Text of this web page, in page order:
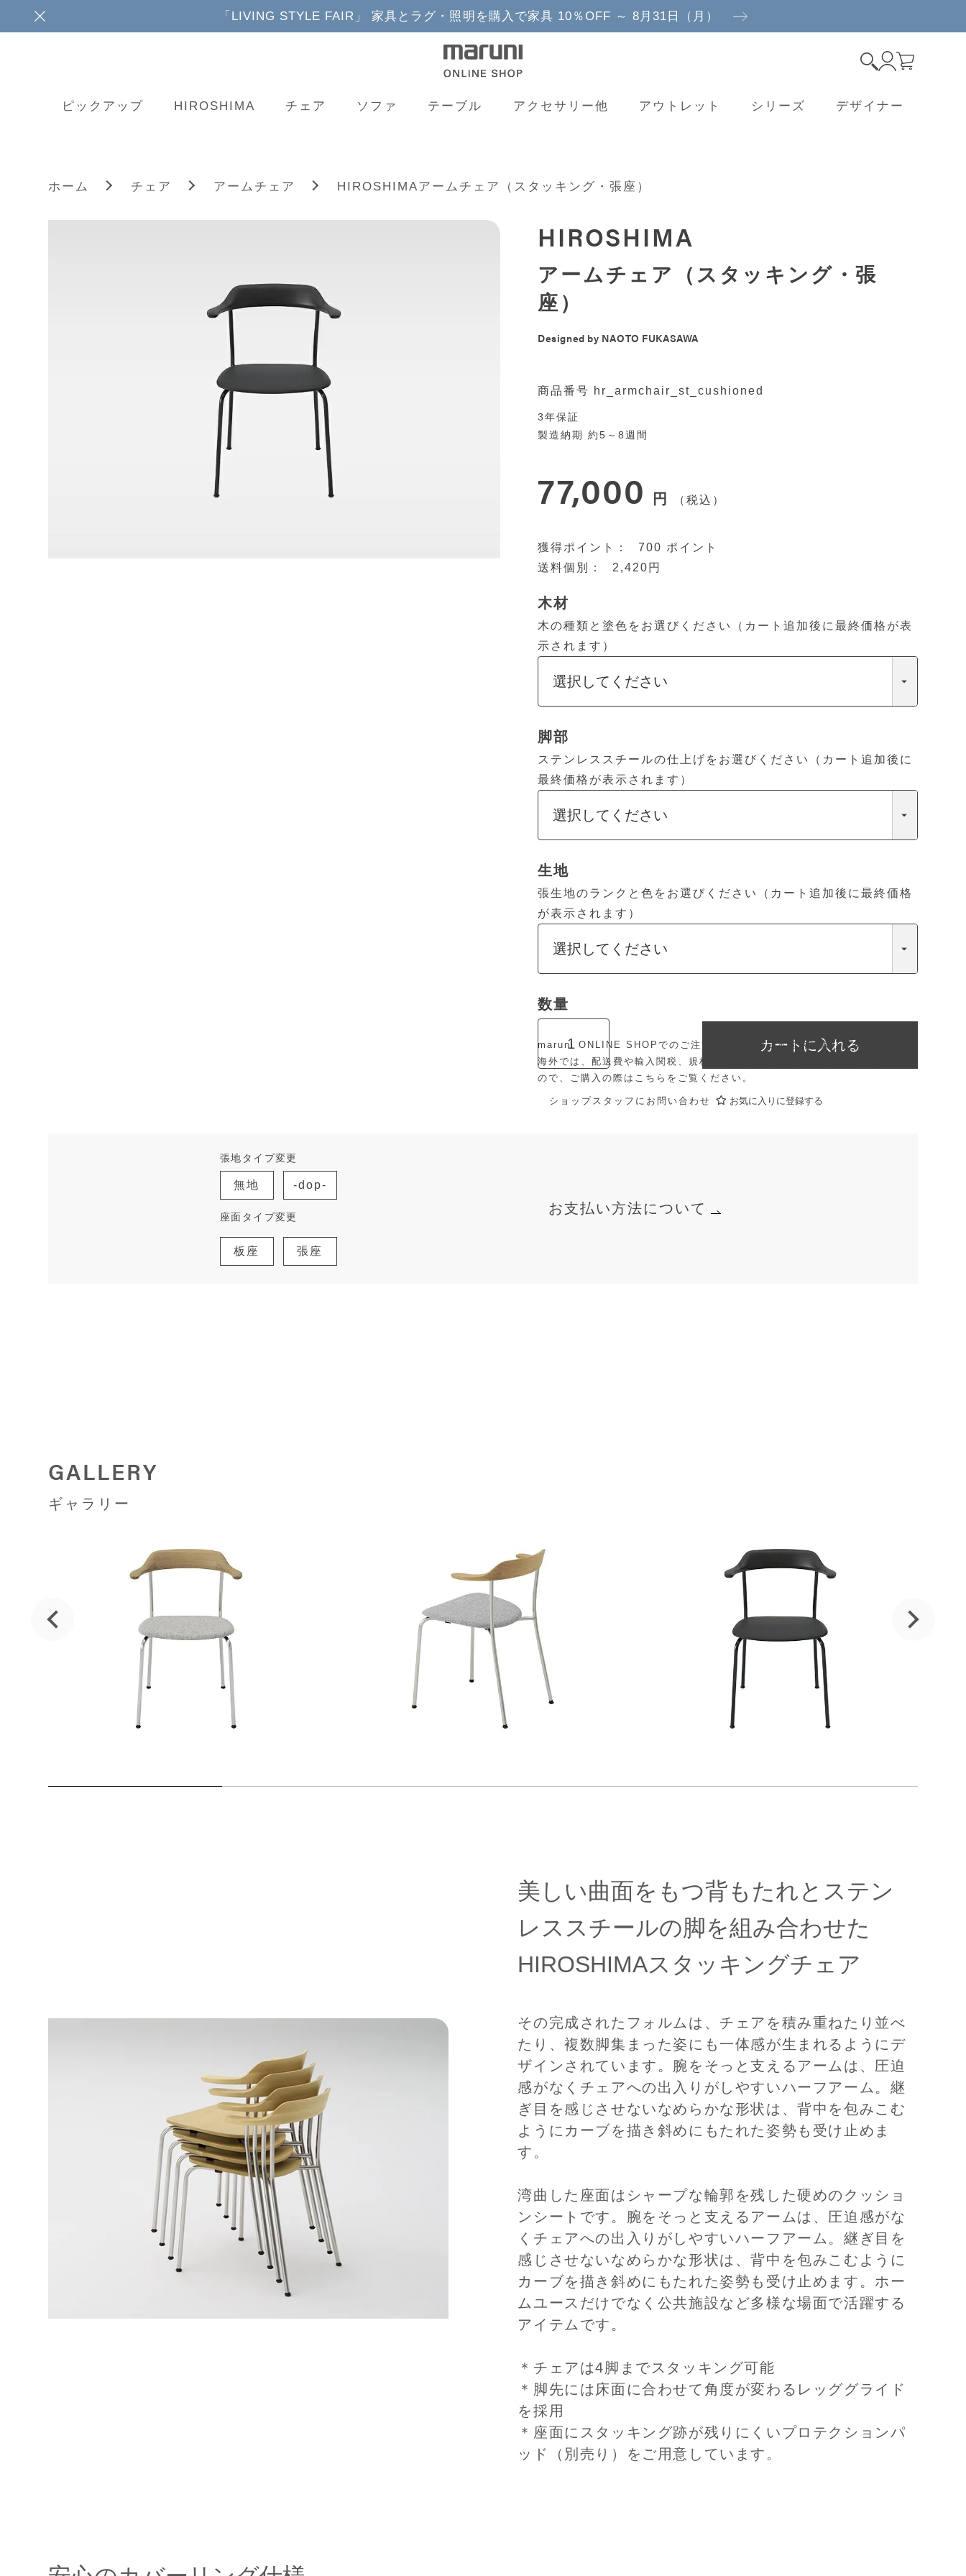
「LIVING STYLE FAIR」 家具とラグ・照明を購入で家具 10％OFF ～ 8月31日（月）
ピックアップ HIROSHIMA チェア ソファ テーブル アクセサリー他 アウトレット シリーズ デザイナー
ホーム チェア アームチェア HIROSHIMAアームチェア（スタッキング・張座）
HIROSHIMA
アームチェア（スタッキング・張
座）
Designed by NAOTO FUKASAWA
商品番号 hr_armchair_st_cushioned
3年保証
製造納期 約5～8週間
77,000 税込
700
2,420
木材
木の種類と塗色をお選びください（カート追加後に最終価格が表
示されます）
脚部
ステンレススチールの仕上げをお選びください（カート追加後に
最終価格が表示されます）
生地
張生地のランクと色をお選びください（カート追加後に最終価格
が表示されます）
お気に入りに登録する
カートに入れる
maruni ONLINE SHOPでのご注文・お届けは日本国内に限ります。
海外では、配送費や輸入関税、規格や仕様の違いなどにより価格が異なります
ので、ご購入の際は こちら をご覧ください。
ショップスタッフにお問い合わせ
張地タイプ変更
無地 -dop-
座面タイプ変更
板座 張座
お支払い方法について
GALLERY
ギャラリー
美しい曲面をもつ背もたれとステン
レススチールの脚を組み合わせた
HIROSHIMAスタッキングチェア
その完成されたフォルムは、チェアを積み重ねたり並べ
たり、複数脚集まった姿にも一体感が生まれるようにデ
ザインされています。腕をそっと支えるアームは、圧迫
感がなくチェアへの出入りがしやすいハーフアーム。継
ぎ目を感じさせないなめらかな形状は、背中を包みこむ
ようにカーブを描き斜めにもたれた姿勢も受け止めま
す。
湾曲した座面はシャープな輪郭を残した硬めのクッショ
ンシートです。腕をそっと支えるアームは、圧迫感がな
くチェアへの出入りがしやすいハーフアーム。継ぎ目を
感じさせないなめらかな形状は、背中を包みこむように
カーブを描き斜めにもたれた姿勢も受け止めます。ホー
ムユースだけでなく公共施設など多様な場面で活躍する
アイテムです。
＊チェアは4脚までスタッキング可能
＊脚先には床面に合わせて角度が変わるレッググライド
を採用
＊座面にスタッキング跡が残りにくいプロテクションパ
ッド（別売り）をご用意しています。